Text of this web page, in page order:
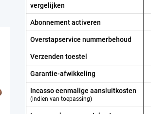
vergelijken
Abonnement activeren
Overstapservice nummerbehoud
Verzenden toestel
Garantie-afwikkeling
Incasso eenmalige aansluitkosten
(indien van toepassing)